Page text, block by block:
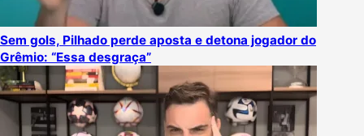
Sem gols, Pilhado perde aposta e detona jogador do
Grêmio: “Essa desgraça”